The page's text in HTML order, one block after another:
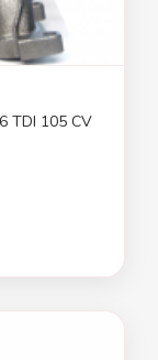
TDI 105 CV